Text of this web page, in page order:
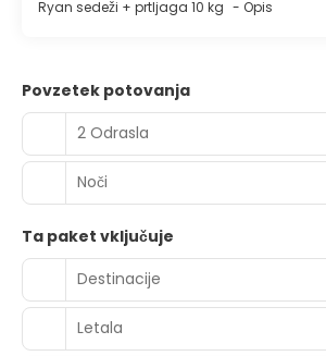
Ryan sedeži + prtljaga 10 kg - Opis
Povzetek potovanja
2 Odrasla
Noči
Ta paket vključuje
Destinacije
Letala